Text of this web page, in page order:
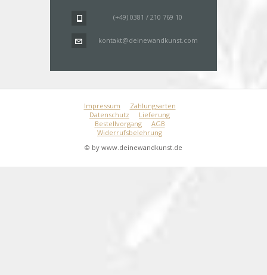
(+49) 0381 / 210 769 10
kontakt@deinewandkunst.com
Impressum
Zahlungsarten
Datenschutz
Lieferung
Bestellvorgang
AGB
Widerrufsbelehrung
© by www.deinewandkunst.de